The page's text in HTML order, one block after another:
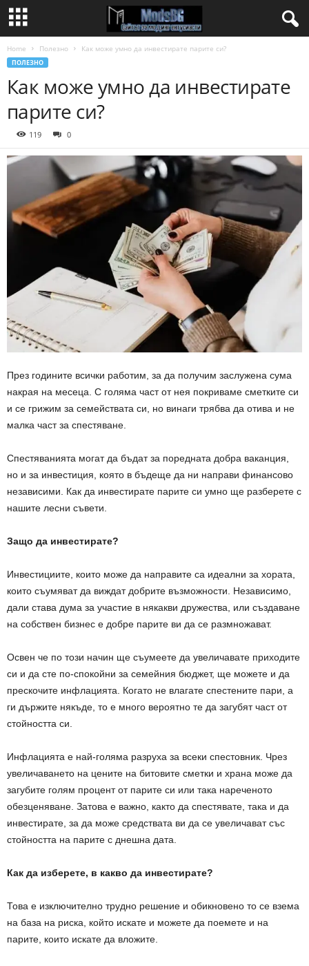
Home Полезно Как може умно да инвестирате парите си?
ПОЛЕЗНО
Как може умно да инвестирате
парите си?
119 0
През годините всички работим, за да получим заслужена сума
накрая на месеца. С голяма част от нея покриваме сметките си
и се грижим за семействата си, но винаги трябва да отива и не
малка част за спестяване.
Спестяванията могат да бъдат за поредната добра ваканция,
но и за инвестиция, която в бъдеще да ни направи финансово
независими. Как да инвестирате парите си умно ще разберете с
нашите лесни съвети.
Защо да инвестирате?
Инвестициите, които може да направите са идеални за хората,
които съумяват да виждат добрите възможности. Независимо,
дали става дума за участие в някакви дружества, или създаване
на собствен бизнес е добре парите ви да се размножават.
Освен че по този начин ще съумеете да увеличавате приходите
си и да сте по-спокойни за семейния бюджет, ще можете и да
прескочите инфлацията. Когато не влагате спестените пари, а
ги държите някъде, то е много вероятно те да загубят част от
стойността си.
Инфлацията е най-голяма разруха за всеки спестовник. Чрез
увеличаването на цените на битовите сметки и храна може да
загубите голям процент от парите си или така нареченото
обезценяване. Затова е важно, както да спестявате, така и да
инвестирате, за да може средствата ви да се увеличават със
стойността на парите с днешна дата.
Как да изберете, в какво да инвестирате?
Това е изключително трудно решение и обикновено то се взема
на база на риска, който искате и можете да поемете и на
парите, които искате да вложите.